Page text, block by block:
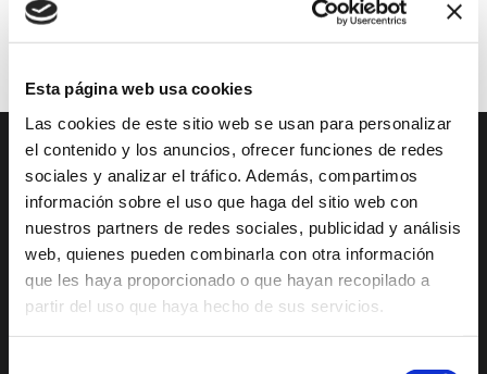
Esta página web usa cookies
Las cookies de este sitio web se usan para personalizar
el contenido y los anuncios, ofrecer funciones de redes
sociales y analizar el tráfico. Además, compartimos
información sobre el uso que haga del sitio web con
nuestros partners de redes sociales, publicidad y análisis
web, quienes pueden combinarla con otra información
que les haya proporcionado o que hayan recopilado a
partir del uso que haya hecho de sus servicios.
Organiza: Belemistes de Xàbia
DESCUBRE XÀBIA
Mirador Virtual
Cultura y Patrimonio
Paseo por Xàbia
Histórica
QUÉ HACER
Eventos todo el año
Camino del Alba
Actividades
deportivas